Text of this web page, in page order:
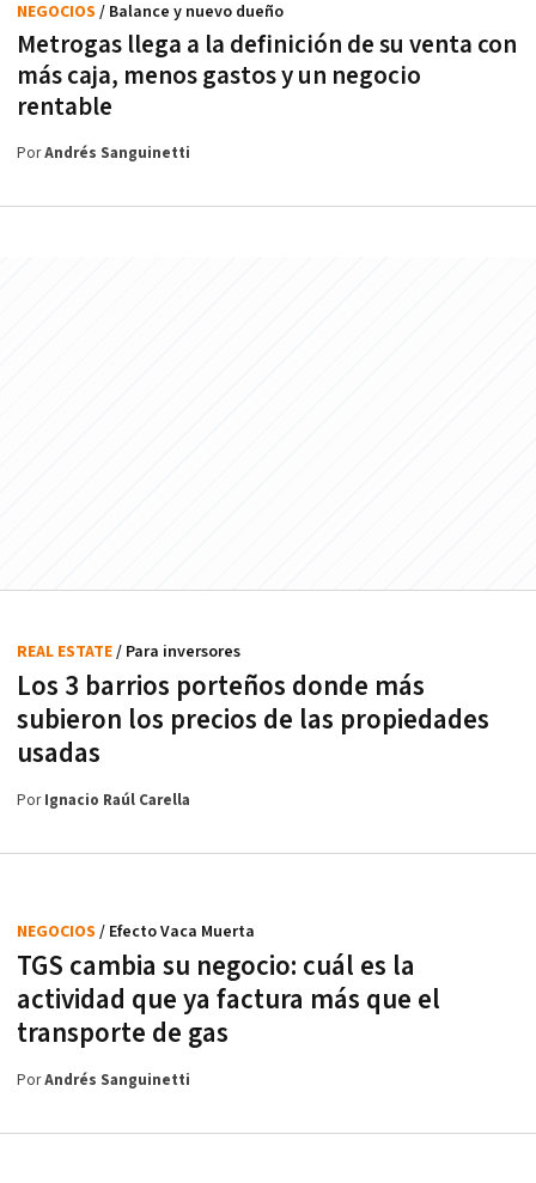
Metrogas llega a la definición de su venta con
más caja, menos gastos y un negocio
rentable
NEGOCIOS / Balance y nuevo dueño
PorAndrés Sanguinetti
Los 3 barrios porteños donde más
subieron los precios de las propiedades
usadas
REAL ESTATE/ Para inversores
PorIgnacio Raúl Carella
TGS cambia su negocio: cuál es la
actividad que ya factura más que el
transporte de gas
NEGOCIOS / Efecto Vaca Muerta
PorAndrés Sanguinetti